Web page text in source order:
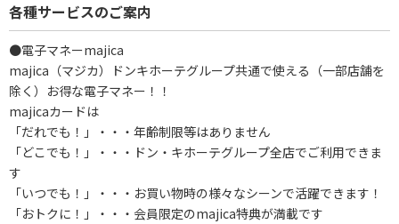
各種サービスのご案内
●電子マネーmajica
majica（マジカ）ドンキホーテグループ共通で使える（一部店舗を
除く）お得な電子マネー！！
majicaカードは
「だれでも！」・・・年齢制限等はありません
「どこでも！」・・・ドン・キホーテグループ全店でご利用できま
す
「いつでも！」・・・お買い物時の様々なシーンで活躍できます！
「おトクに！」・・・会員限定のmajica特典が満載です